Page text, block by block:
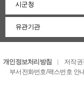
시군청
유관기관
개인정보처리방침 저작권
부서전화번호/팩스번호 안